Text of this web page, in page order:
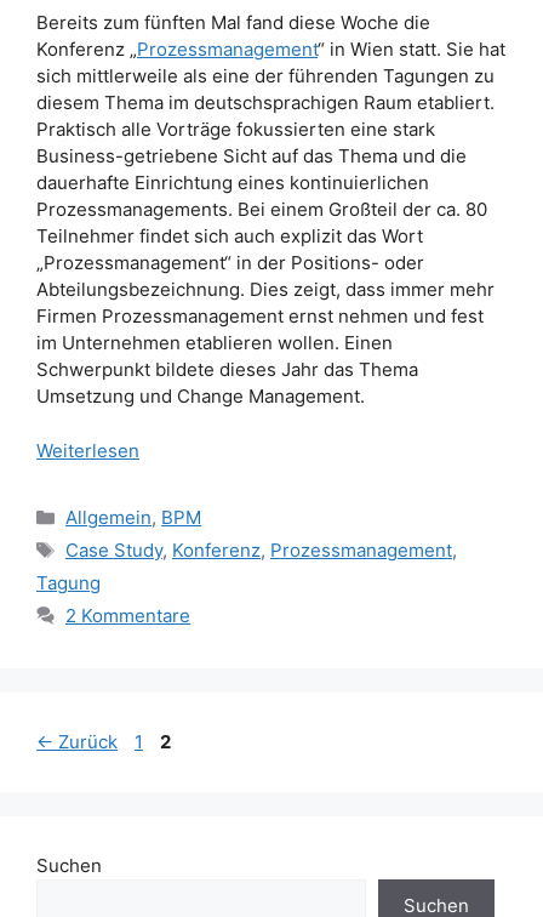
Bereits zum fünften Mal fand diese Woche die
Konferenz „Prozessmanagement“ in Wien statt. Sie hat
sich mittlerweile als eine der führenden Tagungen zu
diesem Thema im deutschsprachigen Raum etabliert.
Praktisch alle Vorträge fokussierten eine stark
Business-getriebene Sicht auf das Thema und die
dauerhafte Einrichtung eines kontinuierlichen
Prozessmanagements. Bei einem Großteil der ca. 80
Teilnehmer findet sich auch explizit das Wort
„Prozessmanagement“ in der Positions- oder
Abteilungsbezeichnung. Dies zeigt, dass immer mehr
Firmen Prozessmanagement ernst nehmen und fest
im Unternehmen etablieren wollen. Einen
Schwerpunkt bildete dieses Jahr das Thema
Umsetzung und Change Management.
Weiterlesen
Kategorien
Allgemein, BPM
Schlagwörter
Case Study, Konferenz, Prozessmanagement,
Tagung
2 Kommentare
← Zurück Seite
1 Seite
2
Suchen
Suchen